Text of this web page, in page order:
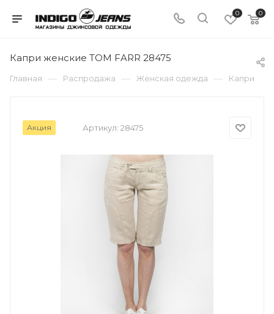
0 0
Капри женские TOM FARR 28475
Главная — Распродажа — Женская одежда — Капри
Акция Артикул: 28475